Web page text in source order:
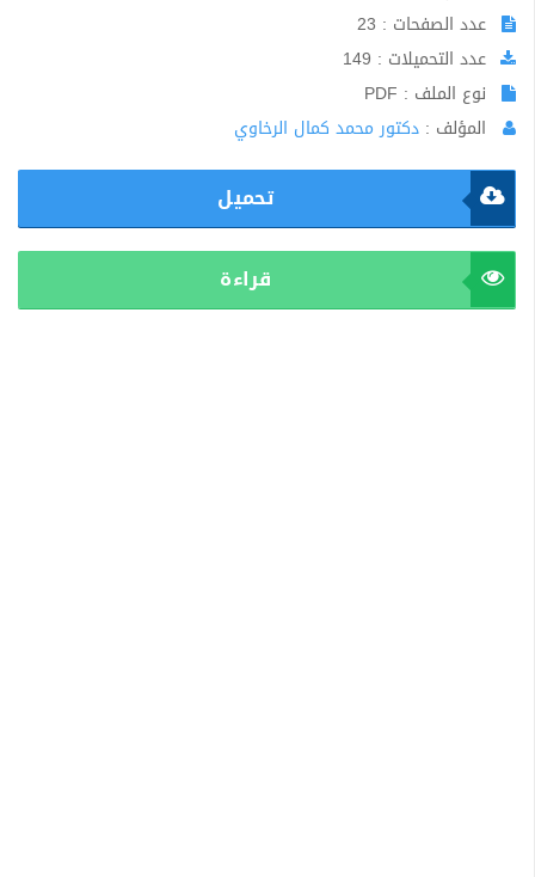
عدد الصفحات : 23
عدد التحميلات : 149
نوع الملف : PDF
المؤلف : دكتور محمد كمال الرخاوي
تحميل
قراءة